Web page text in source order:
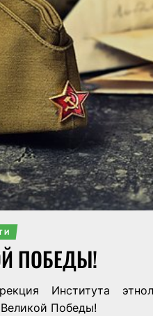
ПОБЕДЫ!
Института
Победы!